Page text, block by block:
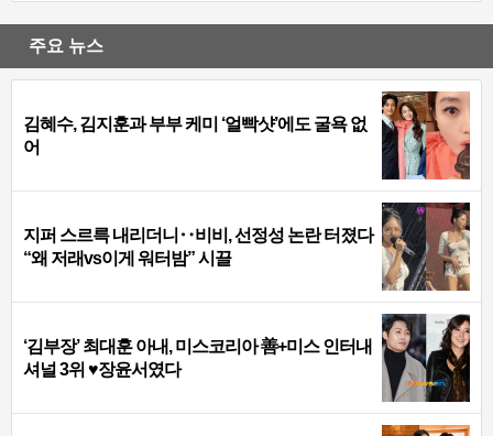
주요 뉴스
김혜수, 김지훈과 부부 케미 ‘얼빡샷’에도 굴욕 없
어
지퍼 스르륵 내리더니‥비비, 선정성 논란 터졌다
“왜 저래vs이게 워터밤” 시끌
‘김부장’ 최대훈 아내, 미스코리아 善+미스 인터내
셔널 3위 ♥장윤서였다